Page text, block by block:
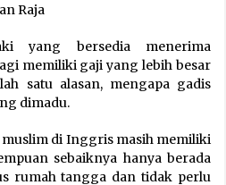
Raja
yang bersedia menerima
memiliki gaji yang lebih besar
satu alasan, mengapa gadis
dimadu.
di Inggris masih memiliki
sebaiknya hanya berada
rumah tangga dan tidak perlu